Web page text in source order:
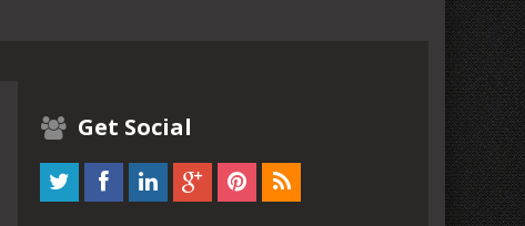
Get Social